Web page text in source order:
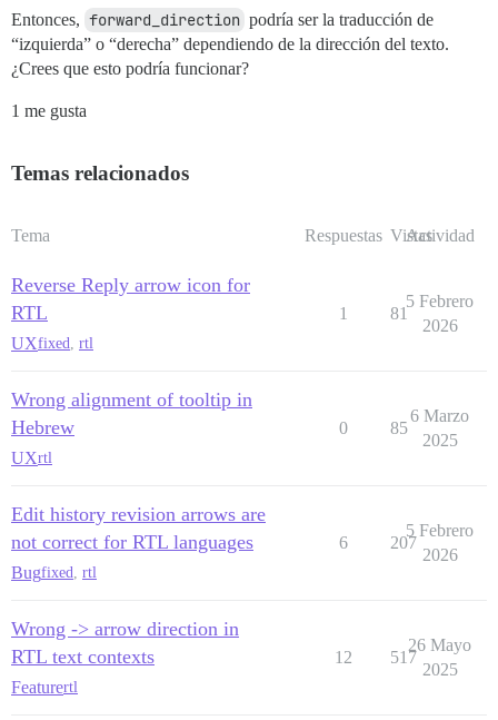
Entonces, forward_direction podría ser la traducción de
“izquierda” o “derecha” dependiendo de la dirección del texto.
¿Crees que esto podría funcionar?
1 me gusta
Temas relacionados
Tema Respuestas Vistas
Actividad
Reverse Reply arrow icon for
RTL
UXfixed, rtl
1 81
5 Febrero
2026
Wrong alignment of tooltip in
Hebrew
UXrtl
0 85
6 Marzo
2025
Edit history revision arrows are
not correct for RTL languages
Bugfixed, rtl
6 207
5 Febrero
2026
Wrong -> arrow direction in
RTL text contexts
Featurertl
12 517
26 Mayo
2025